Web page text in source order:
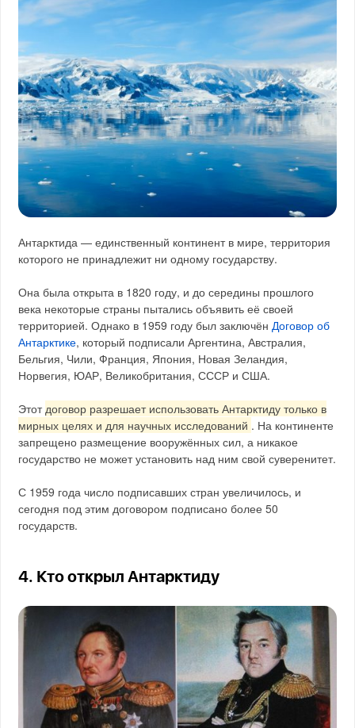
Антарктида — единственный континент в мире, территория
которого не принадлежит ни одному государству.
Она была открыта в 1820 году, и до середины прошлого
века некоторые страны пытались объявить её своей
территорией. Однако в 1959 году был заключён Договор об
Антарктике, который подписали Аргентина, Австралия,
Бельгия, Чили, Франция, Япония, Новая Зеландия,
Норвегия, ЮАР, Великобритания, СССР и США.
Этот договор разрешает использовать Антарктиду только в
мирных целях и для научных исследований . На континенте
запрещено размещение вооружённых сил, а никакое
государство не может установить над ним свой суверенитет.
С 1959 года число подписавших стран увеличилось, и
сегодня под этим договором подписано более 50
государств.
4. Кто открыл Антарктиду